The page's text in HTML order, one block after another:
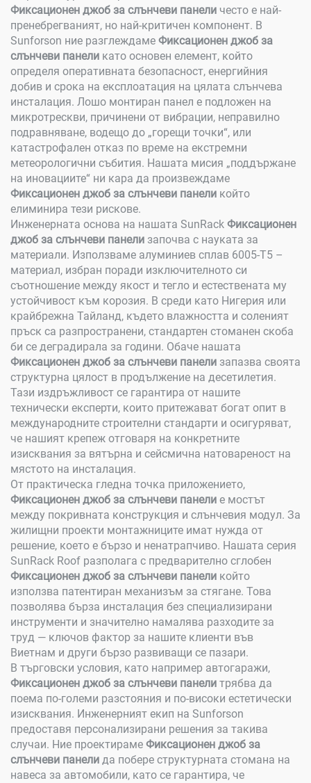
Фиксационен джоб за слънчеви панели често е най-
пренебрегваният, но най-критичен компонент. В
Sunforson ние разглеждаме Фиксационен джоб за
слънчеви панели като основен елемент, който
определя оперативната безопасност, енергийния
добив и срока на експлоатация на цялата слънчева
инсталация. Лошо монтиран панел е подложен на
микротрескви, причинени от вибрации, неправилно
подравняване, водещо до „горещи точки“, или
катастрофален отказ по време на екстремни
метеорологични събития. Нашата мисия „поддържане
на иновациите“ ни кара да произвеждаме
Фиксационен джоб за слънчеви панели който
елиминира тези рискове.
Инженерната основа на нашата SunRack Фиксационен
джоб за слънчеви панели започва с науката за
материали. Използваме алуминиев сплав 6005-T5 –
материал, избран поради изключителното си
съотношение между якост и тегло и естествената му
устойчивост към корозия. В среди като Нигерия или
крайбрежна Тайланд, където влажността и соленият
пръск са разпространени, стандартен стоманен скоба
би се деградирала за години. Обаче нашата
Фиксационен джоб за слънчеви панели запазва своята
структурна цялост в продължение на десетилетия.
Тази издръжливост се гарантира от нашите
технически експерти, които притежават богат опит в
международните строителни стандарти и осигуряват,
че нашият крепеж отговаря на конкретните
изисквания за вятърна и сейсмична натовареност на
мястото на инсталация.
От практическа гледна точка приложението,
Фиксационен джоб за слънчеви панели е мостът
между покривната конструкция и слънчевия модул. За
жилищни проекти монтажниците имат нужда от
решение, което е бързо и ненатрапчиво. Нашата серия
SunRack Roof разполага с предварително сглобен
Фиксационен джоб за слънчеви панели който
използва патентиран механизъм за стягане. Това
позволява бърза инсталация без специализирани
инструменти и значително намалява разходите за
труд — ключов фактор за нашите клиенти във
Виетнам и други бързо развиващи се пазари.
В търговски условия, като например автогаражи,
Фиксационен джоб за слънчеви панели трябва да
поема по-големи разстояния и по-високи естетически
изисквания. Инженерният екип на Sunforson
предоставя персонализирани решения за такива
случаи. Ние проектираме Фиксационен джоб за
слънчеви панели да побере структурната стомана на
навеса за автомобили, като се гарантира, че